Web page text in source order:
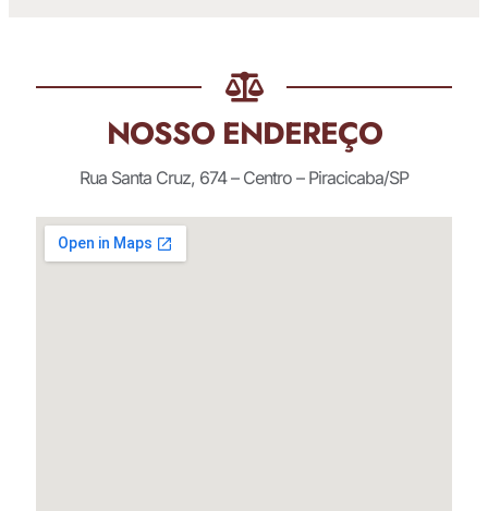
NOSSO ENDEREÇO
Rua Santa Cruz, 674 – Centro – Piracicaba/SP